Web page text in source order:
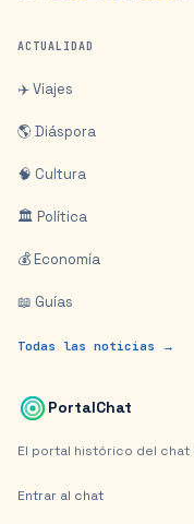
ACTUALIDAD
✈️ Viajes
🌎 Diáspora
🧠 Cultura
🏛️ Política
💰 Economía
📖 Guías
Todas las noticias →
PortalChat
El portal histórico del
Entrar al chat